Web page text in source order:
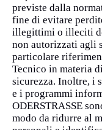
previste dalla
fine di evitare
illegittimi o illeciti
non autorizzati agli
particolare
Tecnico in materia
sicurezza. Inoltre, i
e i programmi
ODERSTRASSE
modo da ridurre al